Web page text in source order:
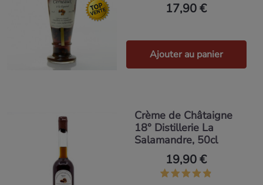
17,90 €
Ajouter au panier
Crème de Châtaigne
18° Distillerie La
Salamandre, 50cl
19,90 €